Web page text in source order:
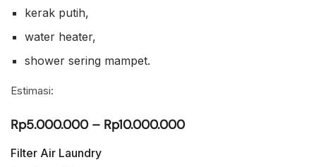
kerak putih,
water heater,
shower sering mampet.
Estimasi:
Rp5.000.000 – Rp10.000.000
Filter Air Laundry